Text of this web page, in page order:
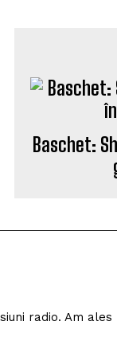
Baschet: